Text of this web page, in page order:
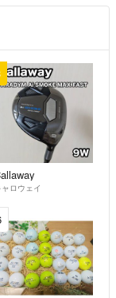
チで、シャフト自
おもうのですが、
か。
ャロウェイ